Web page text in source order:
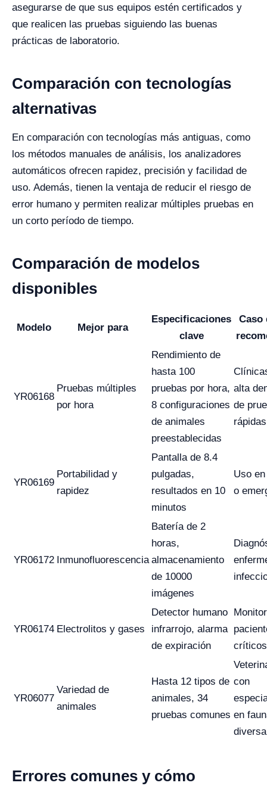
asegurarse de que sus equipos estén certificados y
que realicen las pruebas siguiendo las buenas
prácticas de laboratorio.
Comparación con tecnologías
alternativas
En comparación con tecnologías más antiguas, como
los métodos manuales de análisis, los analizadores
automáticos ofrecen rapidez, precisión y facilidad de
uso. Además, tienen la ventaja de reducir el riesgo de
error humano y permiten realizar múltiples pruebas en
un corto período de tiempo.
Comparación de modelos
disponibles
Modelo Mejor para
Especificaciones
clave
Caso
YR06168
Pruebas múltiples
por hora
Rendimiento de
hasta 100
pruebas por hora,
8 configuraciones
de animales
preestablecidas
alta
de
rápidas
YR06169
Portabilidad y
rapidez
Pantalla de 8.4
pulgadas,
resultados en 10
minutos
Uso
o
YR06172 Inmunofluorescencia
Batería de 2
horas,
almacenamiento
de 10000
imágenes
YR06174 Electrolitos y gases
Detector humano
infrarrojo, alarma
de expiración
críticos
YR06077
Variedad de
animales
Hasta 12 tipos de
animales, 34
pruebas comunes
con
en
diversa
Errores comunes y cómo